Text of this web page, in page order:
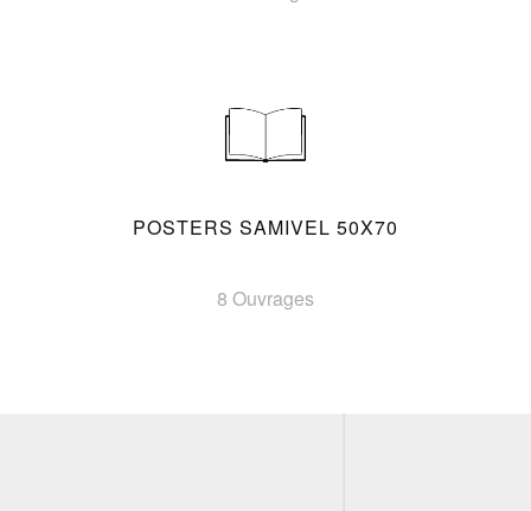
POSTERS SAMIVEL 50X70
8 Ouvrages